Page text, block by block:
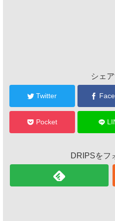
シェ
Twitter
Pocket
DRIPSをフ